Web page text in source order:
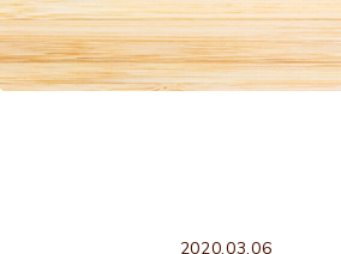
2020.03.06